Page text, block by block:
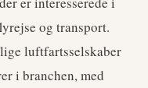
og transport.
luftfartsselskaber
i branchen, med